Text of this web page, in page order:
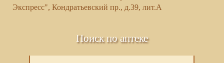
Экспресс", Кондратьевский пр., д.39, лит.А
Поиск по аптеке